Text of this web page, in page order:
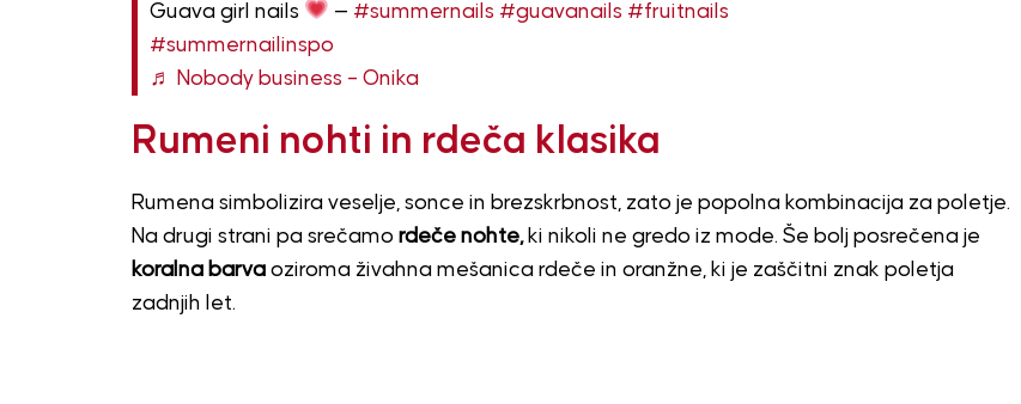
Guava girl nails
— #summernails #guavanails #fruitnails
#summernailinspo
♬ Nobody business – Onika
Rumeni nohti in rdeča klasika
Rumena simbolizira veselje, sonce in brezskrbnost, zato je popolna kombinacija za poletje.
Na drugi strani pa srečamo rdeče nohte,ki nikoli ne gredo iz mode. Še bolj posrečena je
koralna barvaoziroma živahna mešanica rdeče in oranžne, ki je zaščitni znak poletja
zadnjih let.